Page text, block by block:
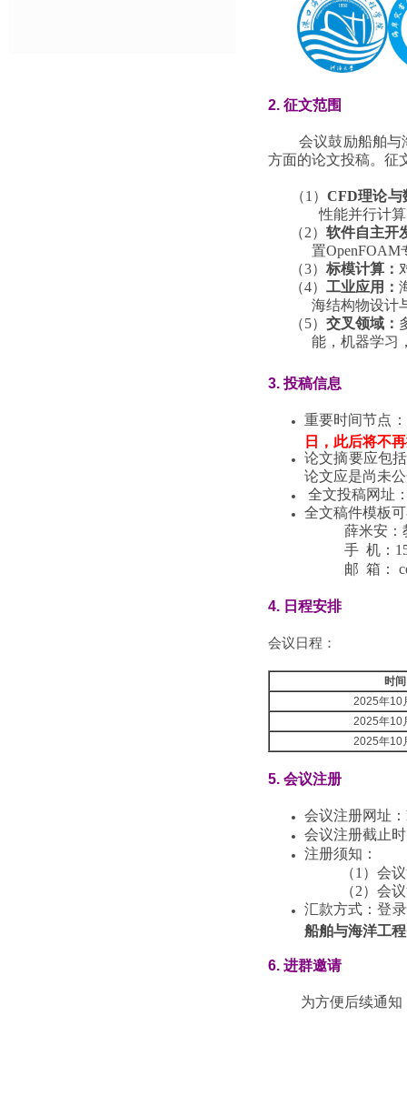
2. 征文范围
会议鼓励船舶与
方面的论文投稿。征
（1）CFD理论与
性能并行计算、
（2） 软件自主开
置OpenFOAM专
（3） 标模计算：
（4） 工业应用：
海结构物设计与优
（5） 交叉领域：
能，机器学习，
3.投稿信息
重要时间节点：
日，此后将不
论文摘要应包
论文应是尚未
全文投稿网址
全文稿件模板
薛米安
手 机：
邮 箱：
4. 日程安排
会议日程：
时间
2025年10
2025年10
2025年10
5. 会议注册
会议注册网址：
会议注册截止
注册须知：
（1） 会
（2） 会
汇款方式：登
船舶与海洋工
6. 进群邀请
为方便后续通